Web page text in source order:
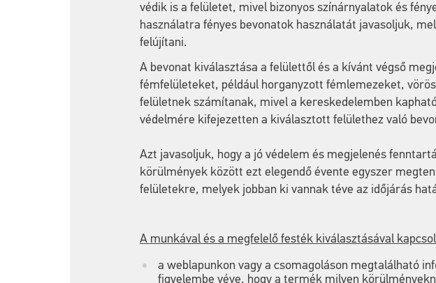
védik is a felületet, mivel bizonyos színárnyalatok és
használatra fényes bevonatok használatát javasoljuk,
felújítani.
A bevonat kiválasztása a felülettől és a kívánt végső
fémfelületeket, például horganyzott fémlemezeket,
felületnek számítanak, mivel a kereskedelemben
védelmére kifejezetten a kiválasztott felülethez való
Azt javasoljuk, hogy a jó védelem és megjelenés
körülmények között ezt elegendő évente egyszer
felületekre, melyek jobban ki vannak téve az időjárás
A munkával és a megfelelő festék kiválasztásával
a weblapunkon vagy a csomagoláson megtalálható
figyelembe véve, hogy a termék milyen